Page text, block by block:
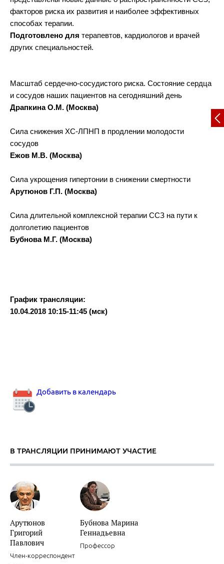
факторов риска их развития и наиболее эффективных
способах терапии.
Подготовлено для терапевтов, кардиологов и врачей
других специальностей.
Масштаб сердечно-сосудистого риска. Состояние сердца
и сосудов наших пациентов на сегодняшний день
Драпкина О.М. (Москва)
Сила снижения ХС-ЛПНП в продлении молодости
сосудов
Ежов М.В. (Москва)
Сила укрощения гипертонии в снижении смертности
Арутюнов Г.П. (Москва)
Сила длительной комплексной терапии ССЗ на пути к
долголетию пациентов
Бубнова М.Г. (Москва)
График трансляции:
10.04.2018 10:15-11:45 (мск)
Добавить в календарь
В ТРАНСЛЯЦИИ ПРИНИМАЮТ УЧАСТИЕ
Арутюнов
Григорий
Павлович
Член-корреспондент
Бубнова Марина
Геннадьевна
Профессор